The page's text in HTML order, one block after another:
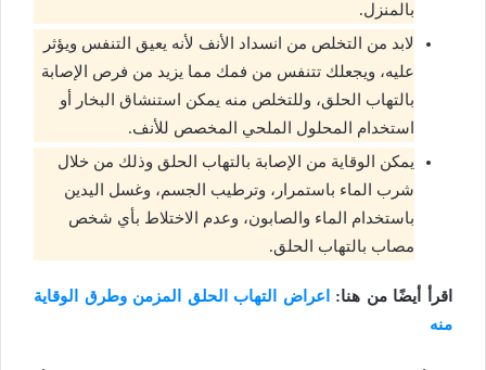
بالمنزل.
لابد من التخلص من انسداد الأنف لأنه يعيق التنفس ويؤثر
عليه، ويجعلك تتنفس من فمك مما يزيد من فرص الإصابة
بالتهاب الحلق، وللتخلص منه يمكن استنشاق البخار أو
استخدام المحلول الملحي المخصص للأنف.
يمكن الوقاية من الإصابة بالتهاب الحلق وذلك من خلال
شرب الماء باستمرار، وترطيب الجسم، وغسل اليدين
باستخدام الماء والصابون، وعدم الاختلاط بأي شخص
مصاب بالتهاب الحلق.
اقرأ أيضًا من هنا:
اعراض التهاب الحلق المزمن وطرق الوقاية
منه